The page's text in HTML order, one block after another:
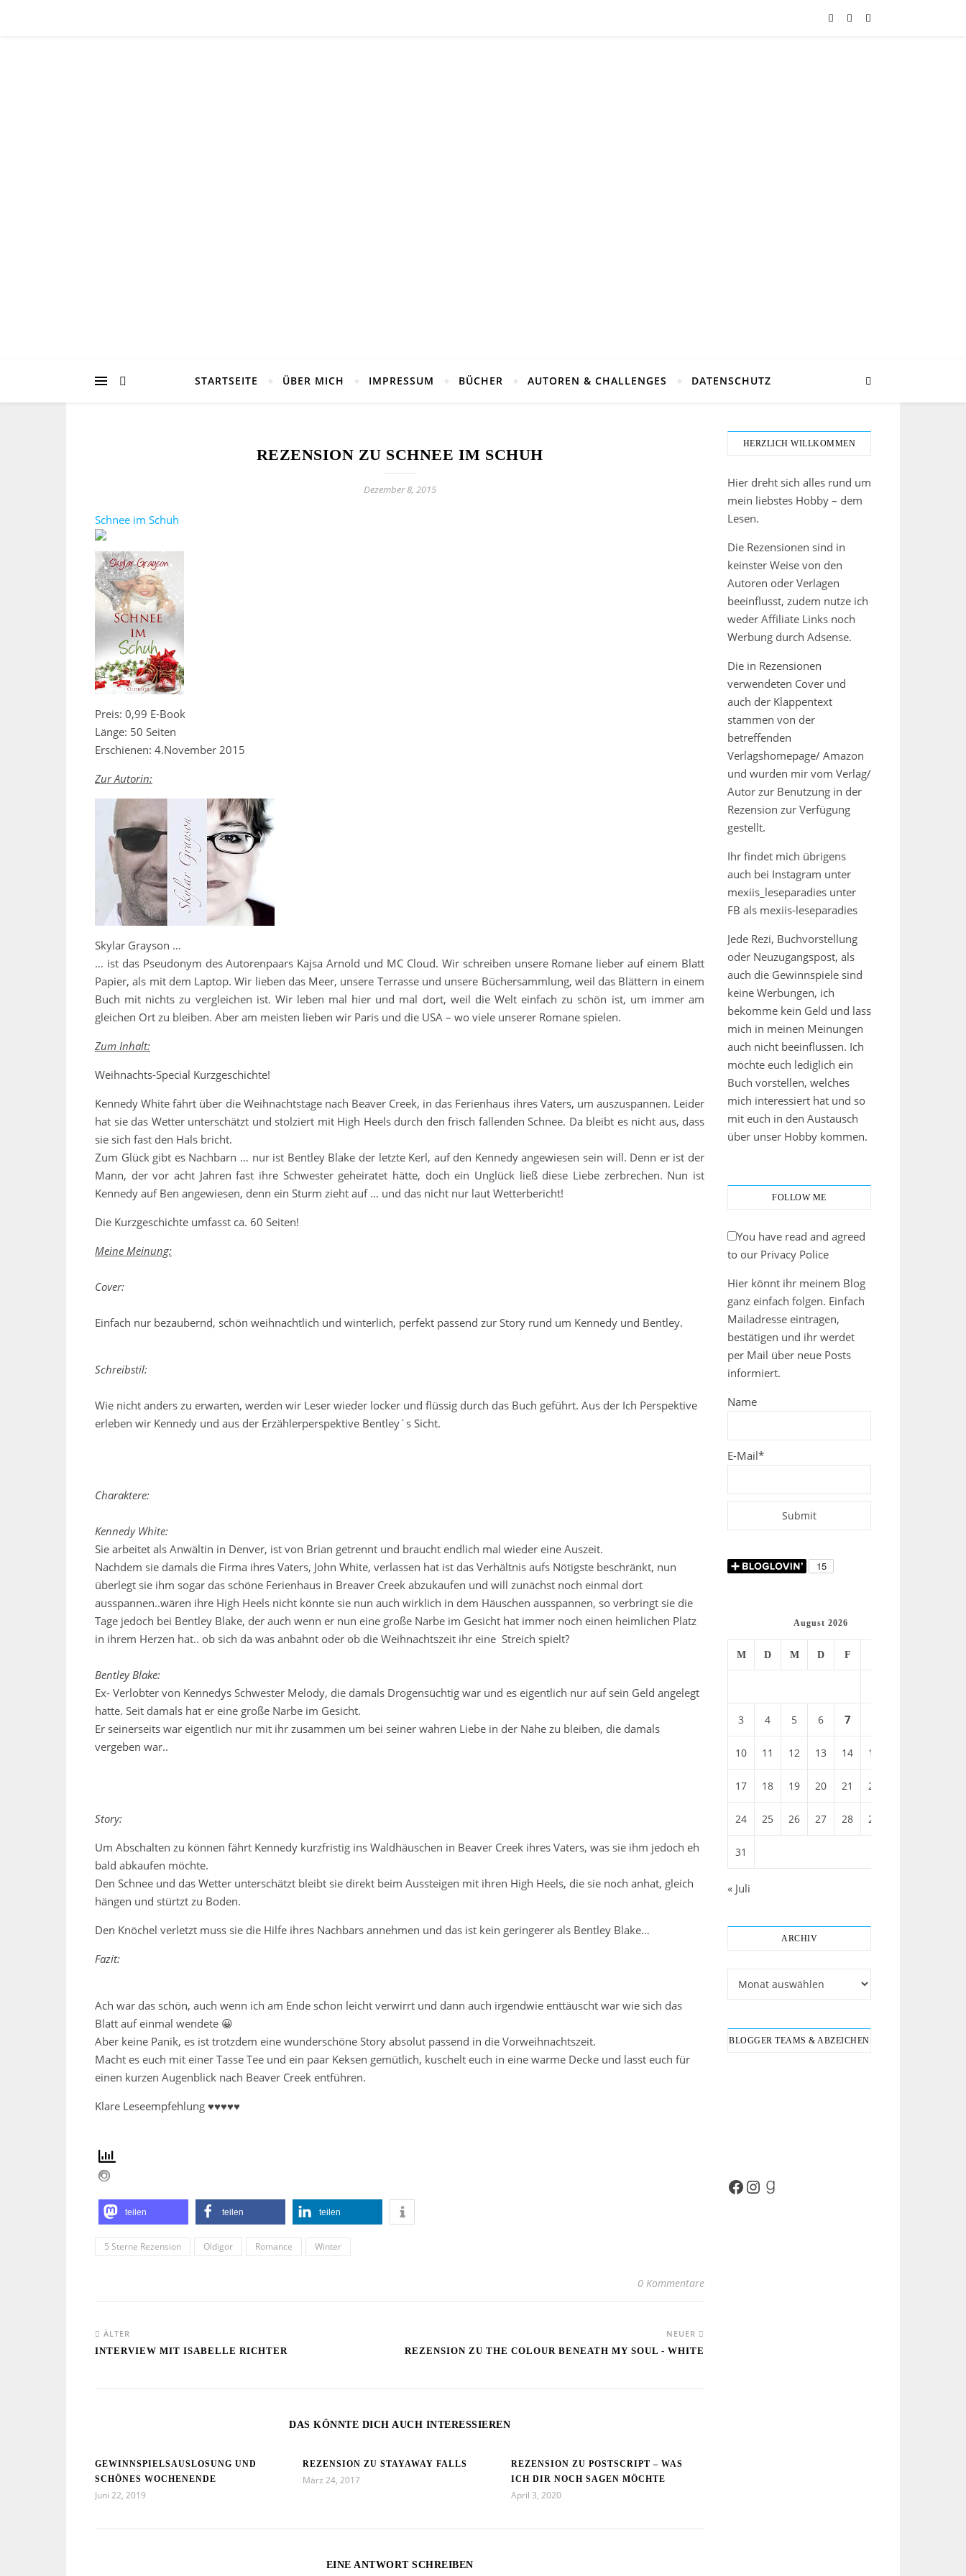
STARTSEITE ÜBER MICH IMPRESSUM BÜCHER AUTOREN & CHALLENGES DATENSCHUTZ
REZENSION ZU SCHNEE IM SCHUH
Dezember 8, 2015
Schnee im Schuh
Preis: 0,99 E-Book
Länge: 50 Seiten
Erschienen: 4.November 2015
Zur Autorin:
Skylar Grayson …
… ist das Pseudonym des Autorenpaars Kajsa Arnold und MC Cloud. Wir schreiben unsere Romane lieber auf einem Blatt
Papier, als mit dem Laptop. Wir lieben das Meer, unsere Terrasse und unsere Büchersammlung, weil das Blättern in einem
Buch mit nichts zu vergleichen ist. Wir leben mal hier und mal dort, weil die Welt einfach zu schön ist, um immer am
gleichen Ort zu bleiben. Aber am meisten lieben wir Paris und die USA – wo viele unserer Romane spielen.
Zum Inhalt:
Weihnachts-Special Kurzgeschichte!
Kennedy White fährt über die Weihnachtstage nach Beaver Creek, in das Ferienhaus ihres Vaters, um auszuspannen. Leider
hat sie das Wetter unterschätzt und stolziert mit High Heels durch den frisch fallenden Schnee. Da bleibt es nicht aus, dass
sie sich fast den Hals bricht.
Zum Glück gibt es Nachbarn … nur ist Bentley Blake der letzte Kerl, auf den Kennedy angewiesen sein will. Denn er ist der
Mann, der vor acht Jahren fast ihre Schwester geheiratet hätte, doch ein Unglück ließ diese Liebe zerbrechen. Nun ist
Kennedy auf Ben angewiesen, denn ein Sturm zieht auf … und das nicht nur laut Wetterbericht!
Die Kurzgeschichte umfasst ca. 60 Seiten!
Meine Meinung:
Cover:
Einfach nur bezaubernd, schön weihnachtlich und winterlich, perfekt passend zur Story rund um Kennedy und Bentley.
Schreibstil:
Wie nicht anders zu erwarten, werden wir Leser wieder locker und flüssig durch das Buch geführt. Aus der Ich Perspektive
erleben wir Kennedy und aus der Erzählerperspektive Bentley´s Sicht.
Charaktere:
Kennedy White:
Sie arbeitet als Anwältin in Denver, ist von Brian getrennt und braucht endlich mal wieder eine Auszeit.
Nachdem sie damals die Firma ihres Vaters, John White, verlassen hat ist das Verhältnis aufs Nötigste beschränkt, nun
überlegt sie ihm sogar das schöne Ferienhaus in Breaver Creek abzukaufen und will zunächst noch einmal dort
ausspannen..wären ihre High Heels nicht könnte sie nun auch wirklich in dem Häuschen ausspannen, so verbringt sie die
Tage jedoch bei Bentley Blake, der auch wenn er nun eine große Narbe im Gesicht hat immer noch einen heimlichen Platz
in ihrem Herzen hat.. ob sich da was anbahnt oder ob die Weihnachtszeit ihr eine Streich spielt?
Bentley Blake:
Ex- Verlobter von Kennedys Schwester Melody, die damals Drogensüchtig war und es eigentlich nur auf sein Geld angelegt
hatte. Seit damals hat er eine große Narbe im Gesicht.
Er seinerseits war eigentlich nur mit ihr zusammen um bei seiner wahren Liebe in der Nähe zu bleiben, die damals
vergeben war..
Story:
Um Abschalten zu können fährt Kennedy kurzfristig ins Waldhäuschen in Beaver Creek ihres Vaters, was sie ihm jedoch eh
bald abkaufen möchte.
Den Schnee und das Wetter unterschätzt bleibt sie direkt beim Aussteigen mit ihren High Heels, die sie noch anhat, gleich
hängen und stürtzt zu Boden.
Den Knöchel verletzt muss sie die Hilfe ihres Nachbars annehmen und das ist kein geringerer als Bentley Blake…
Fazit:
Ach war das schön, auch wenn ich am Ende schon leicht verwirrt und dann auch irgendwie enttäuscht war wie sich das
Blatt auf einmal wendete 😀
Aber keine Panik, es ist trotzdem eine wunderschöne Story absolut passend in die Vorweihnachtszeit.
Macht es euch mit einer Tasse Tee und ein paar Keksen gemütlich, kuschelt euch in eine warme Decke und lasst euch für
einen kurzen Augenblick nach Beaver Creek entführen.
Klare Leseempfehlung ♥♥♥♥♥
teilen teilen teilen
5 Sterne Rezension Oldigor Romance Winter
0 Kommentare
ÄLTER
INTERVIEW MIT ISABELLE RICHTER
NEUER
REZENSION ZU THE COLOUR BENEATH MY SOUL - WHITE
DAS KÖNNTE DICH AUCH INTERESSIEREN
GEWINNSPIELSAUSLOSUNG UND
SCHÖNES WOCHENENDE
Juni 22, 2019
REZENSION ZU STAYAWAY FALLS
März 24, 2017
REZENSION ZU POSTSCRIPT – WAS
ICH DIR NOCH SAGEN MÖCHTE
April 3, 2020
EINE ANTWORT SCHREIBEN
HERZLICH WILLKOMMEN
Hier dreht sich alles rund um
mein liebstes Hobby – dem
Lesen.
Die Rezensionen sind in
keinster Weise von den
Autoren oder Verlagen
beeinflusst, zudem nutze ich
weder Affiliate Links noch
Werbung durch Adsense.
Die in Rezensionen
verwendeten Cover und
auch der Klappentext
stammen von der
betreffenden
Verlagshomepage/ Amazon
und wurden mir vom Verlag/
Autor zur Benutzung in der
Rezension zur Verfügung
gestellt.
Ihr findet mich übrigens
auch bei Instagram unter
mexiis_leseparadies unter
FB als mexiis-leseparadies
Jede Rezi, Buchvorstellung
oder Neuzugangspost, als
auch die Gewinnspiele sind
keine Werbungen, ich
bekomme kein Geld und lass
mich in meinen Meinungen
auch nicht beeinflussen. Ich
möchte euch lediglich ein
Buch vorstellen, welches
mich interessiert hat und so
mit euch in den Austausch
über unser Hobby kommen.
FOLLOW ME
You have read and agreed
to our Privacy Police
Hier könnt ihr meinem Blog
ganz einfach folgen. Einfach
Mailadresse eintragen,
bestätigen und ihr werdet
per Mail über neue Posts
informiert.
Name
E-Mail*
August 2026
M D M D F
3 4 5 6 7
10 11 12 13 14 15
17 18 19 20 21 22
24 25 26 27 28 29
31
« Juli
ARCHIV
BLOGGER TEAMS & ABZEICHEN
Facebook
Instagram
Goodreads